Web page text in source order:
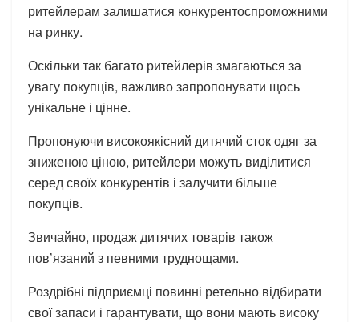
ритейлерам залишатися конкурентоспроможними
на ринку.
Оскільки так багато ритейлерів змагаються за
увагу покупців, важливо запропонувати щось
унікальне і цінне.
Пропонуючи високоякісний дитячий сток одяг за
зниженою ціною, ритейлери можуть виділитися
серед своїх конкурентів і залучити більше
покупців.
Звичайно, продаж дитячих товарів також
пов’язаний з певними труднощами.
Роздрібні підприємці повинні ретельно відбирати
свої запаси і гарантувати, що вони мають високу